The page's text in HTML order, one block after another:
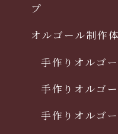
プ
オルゴール制作
手作りオルゴ
手作りオルゴ
手作りオルゴ